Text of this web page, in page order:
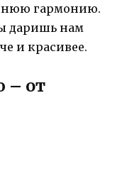
гармонию.
даришь нам
и красивее.
– от